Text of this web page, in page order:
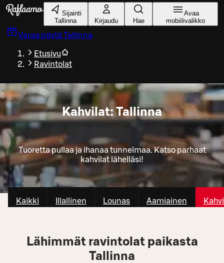
Siirry pääsisältöön
Sijainti
Tallinna
Kirjaudu Hae
Avaa
mobiilivalikko
Varaa pöytä Tallinna
Etusivu
Ravintolat
Kahvilat: Tallinna
Tuoretta pullaa ja ihanaa tunnelmaa. Katso parhaat
kahvilat lähelläsi!
Kaikki Illallinen Lounas Aamiainen
Lähimmät ravintolat paikasta
Tallinna